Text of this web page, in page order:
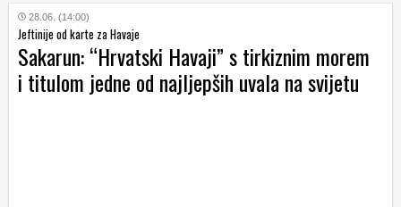
28.06. (14:00)
Jeftinije od karte za Havaje
Sakarun: “Hrvatski Havaji” s tirkiznim morem
i titulom jedne od najljepših uvala na svijetu